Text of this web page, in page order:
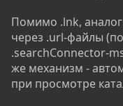
Помимо .lnk,
через .url-файлы
.searchConnector-
же механизм -
при просмотре